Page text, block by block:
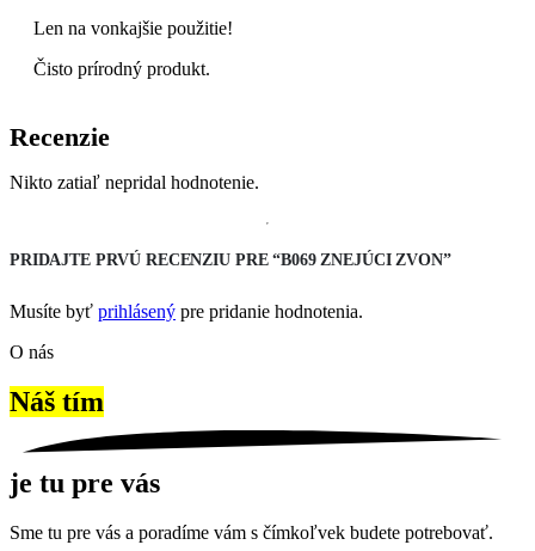
Len na vonkajšie použitie!
Čisto prírodný produkt.
Recenzie
Nikto zatiaľ nepridal hodnotenie.
PRIDAJTE PRVÚ RECENZIU PRE “B069 ZNEJÚCI ZVON”
Musíte byť prihlásený pre pridanie hodnotenia.
O nás
Náš tím
je tu pre vás
Sme tu pre vás a poradíme vám s čímkoľvek budete potrebovať.